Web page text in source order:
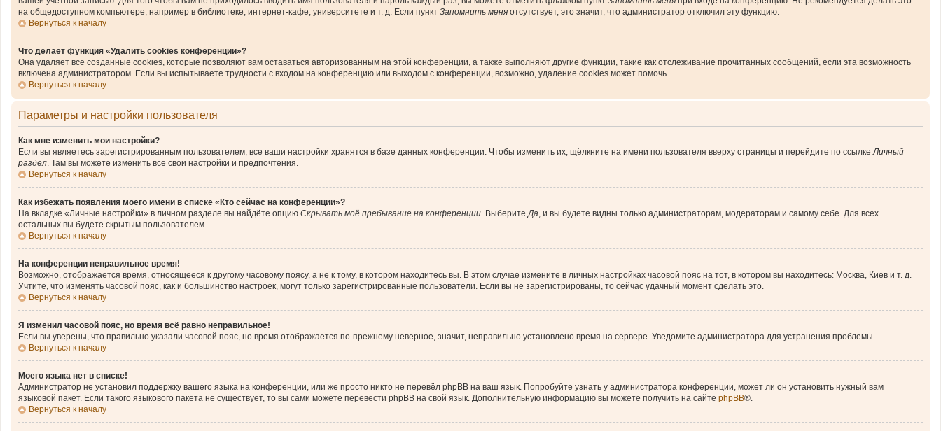
на общедоступном компьютере, например в библиотеке, интернет-кафе, университете и т. д. Если пункт Запомнить меня отсутствует, это значит, что администратор отключил эту функцию.
Вернуться к началу
Что делает функция «Удалить cookies конференции»?
Она удаляет все созданные cookies, которые позволяют вам оставаться авторизованным на этой конференции, а также выполняют другие функции, такие как отслеживание прочитанных сообщений, если эта возможность
включена администратором. Если вы испытываете трудности с входом на конференцию или выходом с конференции, возможно, удаление cookies может помочь.
Вернуться к началу
Параметры и настройки пользователя
Как мне изменить мои настройки?
Если вы являетесь зарегистрированным пользователем, все ваши настройки хранятся в базе данных конференции. Чтобы изменить их, щёлкните на имени пользователя вверху страницы и перейдите по ссылке Личный
раздел . Там вы можете изменить все свои настройки и предпочтения.
Вернуться к началу
Как избежать появления моего имени в списке «Кто сейчас на конференции»?
На вкладке «Личные настройки» в личном разделе вы найдёте опцию Скрывать моё пребывание на конференции . Выберите Да , и вы будете видны только администраторам, модераторам и самому себе. Для всех
остальных вы будете скрытым пользователем.
Вернуться к началу
На конференции неправильное время!
Возможно, отображается время, относящееся к другому часовому поясу, а не к тому, в котором находитесь вы. В этом случае измените в личных настройках часовой пояс на тот, в котором вы находитесь: Москва, Киев и т. д.
Учтите, что изменять часовой пояс, как и большинство настроек, могут только зарегистрированные пользователи. Если вы не зарегистрированы, то сейчас удачный момент сделать это.
Вернуться к началу
Я изменил часовой пояс, но время всё равно неправильное!
Если вы уверены, что правильно указали часовой пояс, но время отображается по-прежнему неверное, значит, неправильно установлено время на сервере. Уведомите администратора для устранения проблемы.
Вернуться к началу
Моего языка нет в списке!
Администратор не установил поддержку вашего языка на конференции, или же просто никто не перевёл phpBB на ваш язык. Попробуйте узнать у администратора конференции, может ли он установить нужный вам
языковой пакет. Если такого языкового пакета не существует, то вы сами можете перевести phpBB на свой язык. Дополнительную информацию вы можете получить на сайте phpBB®.
Вернуться к началу